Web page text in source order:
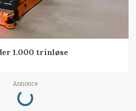
1.000 trinløse
Annonce
Loading...